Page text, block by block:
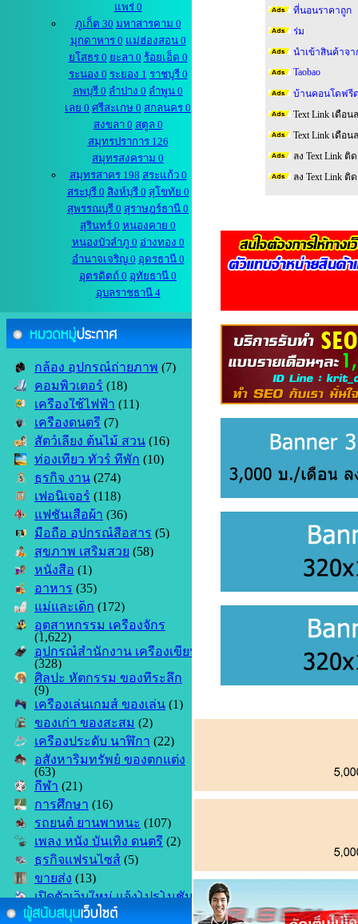
แพร่ 0
ภูเก็ต 30 มหาสารคาม 0
มุกดาหาร 0 แม่ฮ่องสอน 0
ยโสธร 0 ยะลา 0 ร้อยเอ็ด 0
ระนอง 0 ระยอง 1 ราชบุรี 0
ลพบุรี 0 ลำปาง 0 ลำพูน 0
เลย 0 ศรีสะเกษ 0 สกลนคร 0
สงขลา 0 สตูล 0
สมุทรปราการ 126
สมุทรสงคราม 0
สมุทรสาคร 198 สระแก้ว 0
สระบุรี 0 สิงห์บุรี 0 สุโขทัย 0
สุพรรณบุรี 0 สุราษฎร์ธานี 0
สุรินทร์ 0 หนองคาย 0
หนองบัวลำภู 0 อ่างทอง 0
อำนาจเจริญ 0 อุดรธานี 0
อุตรดิตถ์ 0 อุทัยธานี 0
อุบลราชธานี 4
ที่นอนราคาถูก
ร่ม
นำเข้าสินค้าจา
Taobao
บ้านคอนโดฟรี
Text Link เดือน
Text Link เดือน
ลง Text Link ติด
ลง Text Link ติด